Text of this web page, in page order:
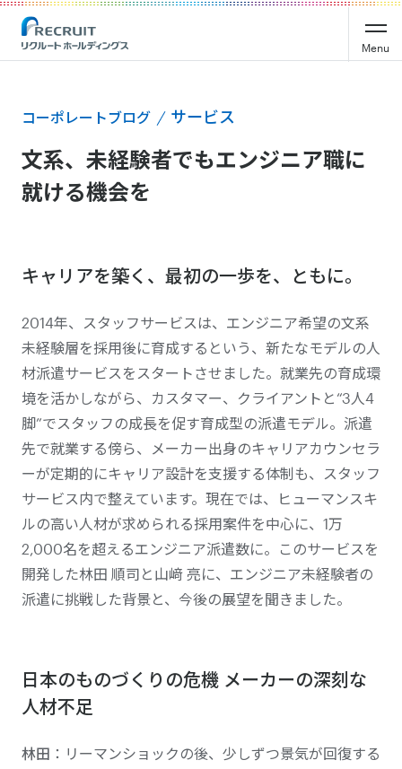
Menu
コーポレートブログ サービス
文系、未経験者でもエンジニア職に
就ける機会を
キャリアを築く、最初の一歩を、ともに。
2014年、スタッフサービスは、エンジニア希望の文系
未経験層を採用後に育成するという、新たなモデルの人
材派遣サービスをスタートさせました。就業先の育成環
境を活かしながら、カスタマー、クライアントと“3人4
脚”でスタッフの成長を促す育成型の派遣モデル。派遣
先で就業する傍ら、メーカー出身のキャリアカウンセラ
ーが定期的にキャリア設計を支援する体制も、スタッフ
サービス内で整えています。現在では、ヒューマンスキ
ルの高い人材が求められる採用案件を中心に、1万
2,000名を超えるエンジニア派遣数に。このサービスを
開発した林田 順司と山﨑 亮に、エンジニア未経験者の
派遣に挑戦した背景と、今後の展望を聞きました。
日本のものづくりの危機 メーカーの深刻な
人材不足
林田 ：リーマンショックの後、少しずつ景気が回復する